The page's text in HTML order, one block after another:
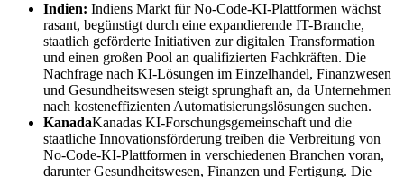
Indien: Indiens Markt für No-Code-KI-Plattformen wächst
rasant, begünstigt durch eine expandierende IT-Branche,
staatlich geförderte Initiativen zur digitalen Transformation
und einen großen Pool an qualifizierten Fachkräften. Die
Nachfrage nach KI-Lösungen im Einzelhandel, Finanzwesen
und Gesundheitswesen steigt sprunghaft an, da Unternehmen
nach kosteneffizienten Automatisierungslösungen suchen.
KanadaKanadas KI-Forschungsgemeinschaft und die
staatliche Innovationsförderung treiben die Verbreitung von
No-Code-KI-Plattformen in verschiedenen Branchen voran,
darunter Gesundheitswesen, Finanzen und Fertigung. Die